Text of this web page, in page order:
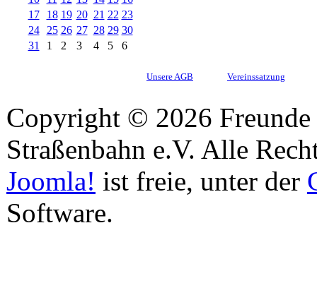
17
18 19 20 21 22 23
24
25 26 27 28 29 30
31
1 2 3 4 5 6
Unsere AGB Vereinssatzung
Copyright © 2026
Straßenbahn e.V. Alle
Joomla! ist freie, unter der
Software.